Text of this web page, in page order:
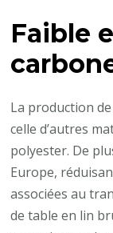
Faible
La production
celle d’autres
polyester. De
Europe,
associées au
de table en lin